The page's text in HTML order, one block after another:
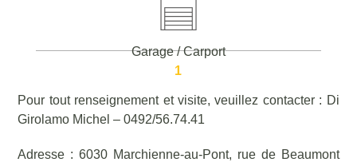
Garage / Carport
1
Pour tout renseignement et visite, veuillez contacter : Di
Girolamo Michel – 0492/56.74.41
Adresse : 6030 Marchienne-au-Pont, rue de Beaumont